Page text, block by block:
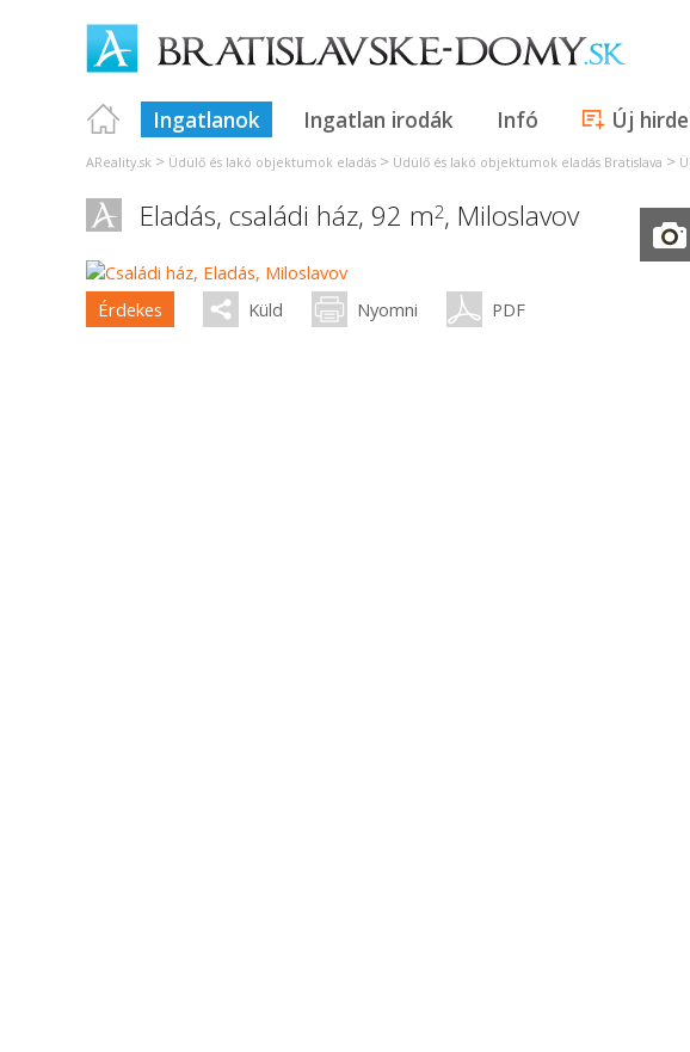
Ingatlanok Ingatlan irodák Infó Új
AReality.sk > Üdülő és lakó objektumok eladás > Üdülő és lakó objektumok eladás Bratislava >
Eladás, családi ház, 92 m2, Miloslavov
Érdekes Küld Nyomni PDF